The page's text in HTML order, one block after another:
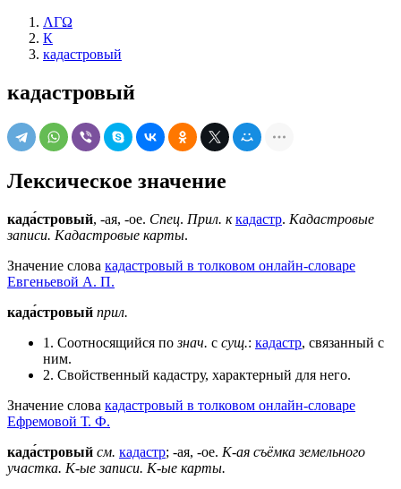
ΛΓΩ
К
кадастровый
кадастровый
Лексическое значение
када́стровый, -ая, -ое. Спец. Прил. к кадастр. Кадастровые
записи. Кадастровые карты.
Значение слова кадастровый в толковом онлайн-словаре
Евгеньевой А. П.
када́стровый прил.
1. Соотносящийся познач. с сущ.: кадастр, связанный с
ним.
2. Свойственный кадастру, характерный для него.
Значение слова кадастровый в толковом онлайн-словаре
Ефремовой Т. Ф.
када́стровый см. кадастр; -ая, -ое. К-ая съёмка земельного
участка. К-ые записи. К-ые карты.